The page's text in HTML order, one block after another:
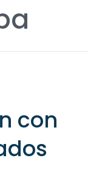
con